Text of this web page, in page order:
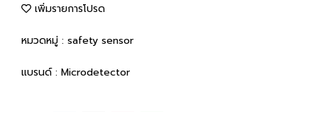
เพิ่มรายการโปรด
หมวดหมู่ : safety sensor
แบรนด์ : Microdetector